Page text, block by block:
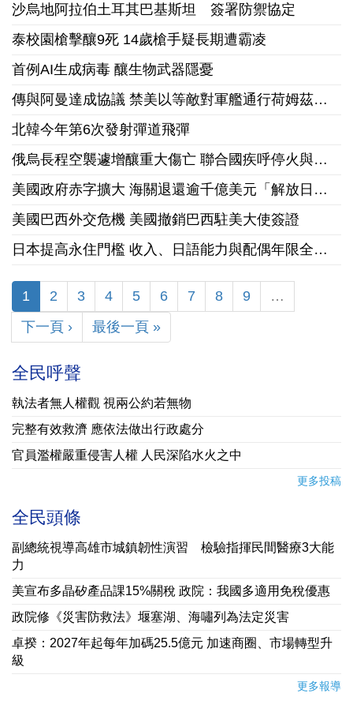
沙烏地阿拉伯土耳其巴基斯坦 簽署防禦協定
泰校園槍擊釀9死 14歲槍手疑長期遭霸凌
首例AI生成病毒 釀生物武器隱憂
傳與阿曼達成協議 禁美以等敵對軍艦通行荷姆茲海峽
北韓今年第6次發射彈道飛彈
俄烏長程空襲遽增釀重大傷亡 聯合國疾呼停火與國際急馳援
美國政府赤字擴大 海關退還逾千億美元「解放日」關稅
美國巴西外交危機 美國撤銷巴西駐美大使簽證
日本提高永住門檻 收入、日語能力與配偶年限全面收緊
1 2 3 4 5 6 7 8 9
…
下一頁 ›
最後一頁 »
全民呼聲
執法者無人權觀 視兩公約若無物
完整有效救濟 應依法做出行政處分
官員濫權嚴重侵害人權 人民深陷水火之中
更多投稿
全民頭條
副總統視導高雄市城鎮韌性演習 檢驗指揮民間醫療3大能
力
美宣布多晶矽產品課15%關稅 政院：我國多適用免稅優惠
政院修《災害防救法》堰塞湖、海嘯列為法定災害
卓揆：2027年起每年加碼25.5億元 加速商圈、市場轉型升
級
更多報導